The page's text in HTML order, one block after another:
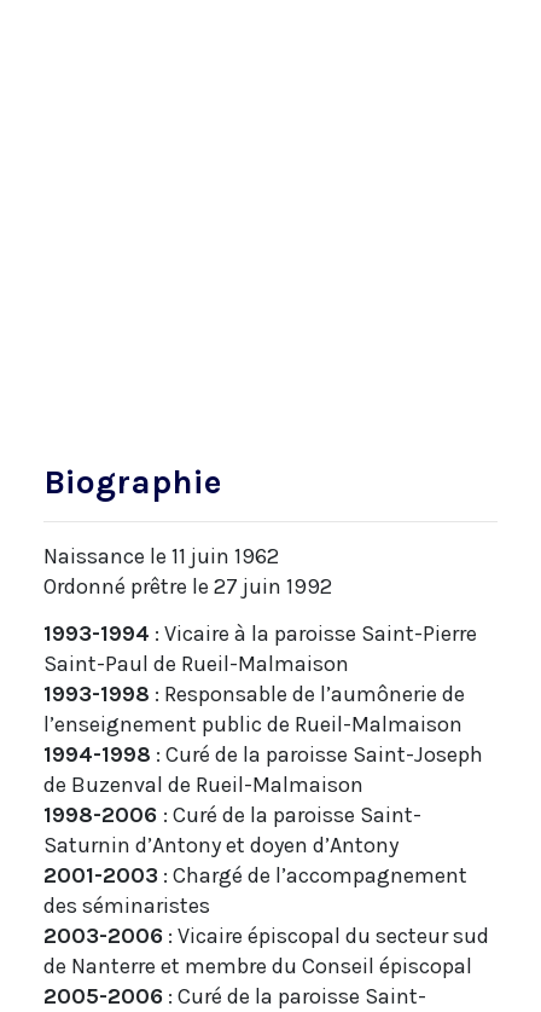
Biographie
Naissance le 11 juin 1962
Ordonné prêtre le 27 juin 1992
1993-1994 : Vicaire à la paroisse Saint-Pierre
Saint-Paul de Rueil-Malmaison
1993-1998 : Responsable de l’aumônerie de
l’enseignement public de Rueil-Malmaison
1994-1998 : Curé de la paroisse Saint-Joseph
de Buzenval de Rueil-Malmaison
1998-2006 : Curé de la paroisse Saint-
Saturnin d’Antony et doyen d’Antony
2001-2003 : Chargé de l’accompagnement
des séminaristes
2003-2006 : Vicaire épiscopal du secteur sud
de Nanterre et membre du Conseil épiscopal
2005-2006 : Curé de la paroisse Saint-